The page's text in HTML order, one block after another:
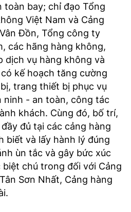
toàn bay; chỉ đạo Tổng
Việt Nam và Cảng
Đồn, Tổng công ty
các hãng hàng không,
dịch vụ hàng không và
kế hoạch tăng cường
trang thiết bị phục vụ
ninh - an toàn, công tác
khách. Cùng đó, bố trí,
đủ tại các cảng hàng
biết và lấy hành lý đúng
ùn tắc và gây bức xúc
chú trong đối với Cảng
Sơn Nhất, Cảng hàng